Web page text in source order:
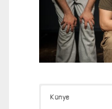
Künye